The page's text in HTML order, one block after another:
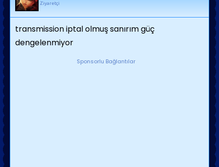
Ziyaretçi
transmission iptal olmuş sanırım güç
dengelenmiyor
Sponsorlu Bağlantılar